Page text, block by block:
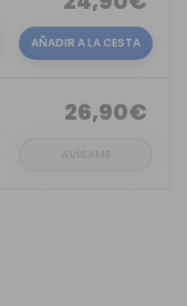
AÑADIR A LA CESTA
26,90€